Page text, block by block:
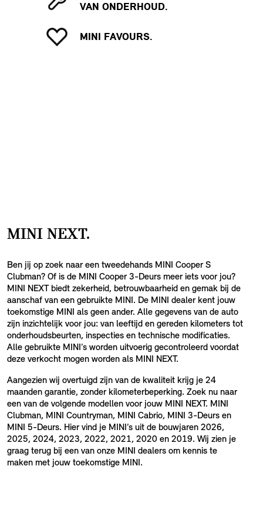
VAN ONDERHOUD.
MINI FAVOURS.
MINI NEXT.
Ben jij op zoek naar een tweedehands MINI Cooper S
Clubman? Of is de MINI Cooper 3-Deurs meer iets voor jou?
MINI NEXT biedt zekerheid, betrouwbaarheid en gemak bij de
aanschaf van een gebruikte MINI. De MINI dealer kent jouw
toekomstige MINI als geen ander. Alle gegevens van de auto
zijn inzichtelijk voor jou: van leeftijd en gereden kilometers tot
onderhoudsbeurten, inspecties en technische modificaties.
Alle gebruikte MINI’s worden uitvoerig gecontroleerd voordat
deze verkocht mogen worden als MINI NEXT.
Aangezien wij overtuigd zijn van de kwaliteit krijg je 24
maanden garantie, zonder kilometerbeperking. Zoek nu naar
een van de volgende modellen voor jouw MINI NEXT. MINI
Clubman, MINI Countryman, MINI Cabrio, MINI 3-Deurs en
MINI 5-Deurs. Hier vind je MINI’s uit de bouwjaren 2026,
2025, 2024, 2023, 2022, 2021, 2020 en 2019. Wij zien je
graag terug bij een van onze MINI dealers om kennis te
maken met jouw toekomstige MINI.